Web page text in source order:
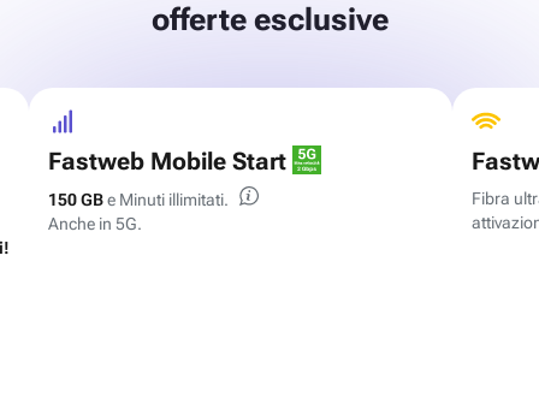
offerte esclusive
Fastweb Mobile Start
150 GBe Minuti illimitati.
Anche in 5G.
Fibra